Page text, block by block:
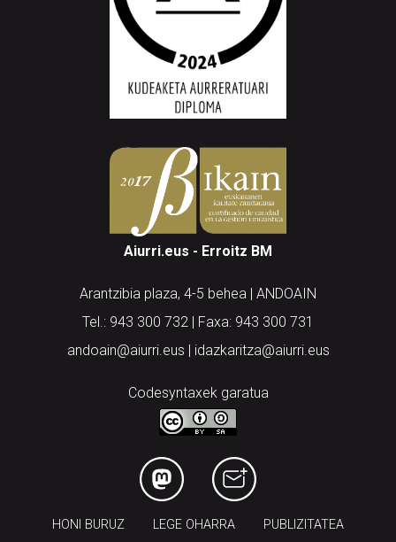
Aiurri.eus - Erroitz BM
Arantzibia plaza, 4-5 behea | ANDOAIN
Tel.: 943 300 732 | Faxa: 943 300 731
andoain@aiurri.eus | idazkaritza@aiurri.eus
Codesyntaxek garatua
HONI BURUZ LEGE OHARRA PUBLIZITATEA